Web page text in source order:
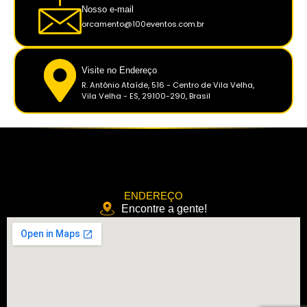
Visite no Endereço
R. Antônio Ataíde, 516 - Centro de Vila Velha,
Vila Velha - ES, 29100-290, Brasil
Nosso e-mail
orcamento@100eventos.com.br
ENDEREÇO
Encontre a gente!